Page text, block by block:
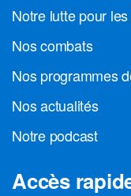
Notre lutte pour
Nos combats
Nos programmes
Nos actualités
Notre podcast
Accès